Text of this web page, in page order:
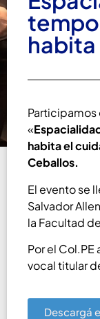
Participamos
«
habita el
Ceballos.
El evento se
Salvador
la Facultad
Por el Col.PE
vocal titular
Descargá